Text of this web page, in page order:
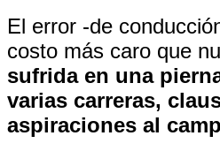
El error -de
costo más caro que
sufrida en una
varias carreras,
aspiraciones al